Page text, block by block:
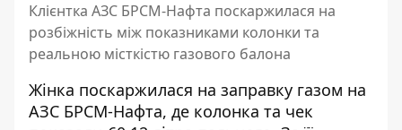
Клієнтка АЗС БРСМ-Нафта поскаржилася на
розбіжність між показниками колонки та
реальною місткістю газового балона
Жінка поскаржилася на заправку газом на
АЗС БРСМ-Нафта, де колонка та чек